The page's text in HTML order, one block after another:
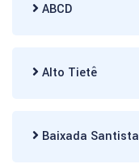
ABCD
Alto Tietê
Baixada Santista